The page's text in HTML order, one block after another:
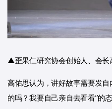
▲歪果仁研究协会创始人、会长
高佑思认为，讲好故事需要发
的吗？我要自己亲自去看看”的